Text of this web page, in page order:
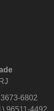
6802
96511-4492